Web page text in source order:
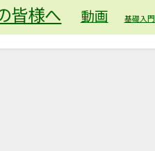
皆様へ 動画 基礎入